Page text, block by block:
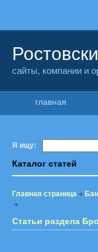
сайты, компании и
главная
Я ищу:
Каталог статей
Главная страница
Статьи раздела